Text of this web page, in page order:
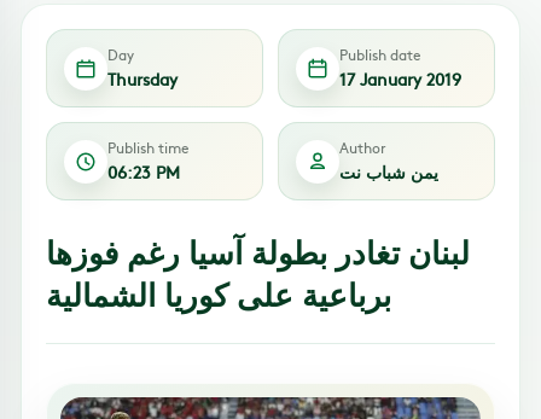
Day
Thursday
Publish date
17 January 2019
Publish time
06:23 PM
Author
يمن شباب نت
لبنان تغادر بطولة آسيا رغم فوزها
برباعية على كوريا الشمالية